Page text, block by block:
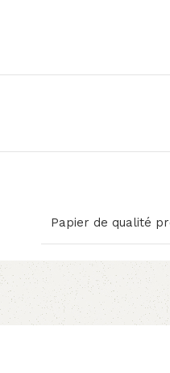
Papier de qualité